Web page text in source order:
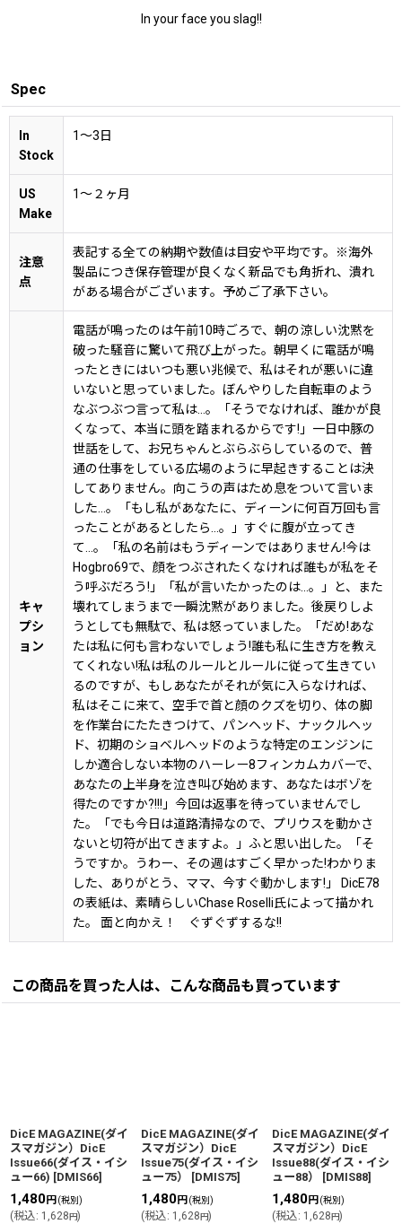
In your face you slag!!
Spec
In
Stock
1〜3日
US
Make
1〜２ヶ月
注意
点
表記する全ての納期や数値は目安や平均です。※海外
製品につき保存管理が良くなく新品でも角折れ、潰れ
がある場合がございます。予めご了承下さい。
キャ
プシ
ョン
電話が鳴ったのは午前10時ごろで、朝の涼しい沈黙を
破った騒音に驚いて飛び上がった。朝早くに電話が鳴
ったときにはいつも悪い兆候で、私はそれが悪いに違
いないと思っていました。ぼんやりした自転車のよう
なぶつぶつ言って私は...。「そうでなければ、誰かが良
くなって、本当に頭を踏まれるからです!」一日中豚の
世話をして、お兄ちゃんとぶらぶらしているので、普
通の仕事をしている広場のように早起きすることは決
してありません。向こうの声はため息をついて言いま
した...。「もし私があなたに、ディーンに何百万回も言
ったことがあるとしたら...。」すぐに腹が立ってき
て...。「私の名前はもうディーンではありません!今は
Hogbro69で、顔をつぶされたくなければ誰もが私をそ
う呼ぶだろう!」「私が言いたかったのは...。」と、また
壊れてしまうまで一瞬沈黙がありました。後戻りしよ
うとしても無駄で、私は怒っていました。「だめ!あな
たは私に何も言わないでしょう!誰も私に生き方を教え
てくれない!私は私のルールとルールに従って生きてい
るのですが、もしあなたがそれが気に入らなければ、
私はそこに来て、空手で首と顔のクズを切り、体の脚
を作業台にたたきつけて、パンヘッド、ナックルヘッ
ド、初期のショベルヘッドのような特定のエンジンに
しか適合しない本物のハーレー8フィンカムカバーで、
あなたの上半身を泣き叫び始めます、あなたはボゾを
得たのですか?!!!」今回は返事を待っていませんでし
た。「でも今日は道路清掃なので、プリウスを動かさ
ないと切符が出てきますよ。」ふと思い出した。「そ
うですか。うわー、その週はすごく早かった!わかりま
した、ありがとう、ママ、今すぐ動かします!」 DicE78
の表紙は、素晴らしいChase Roselli氏によって描かれ
た。 面と向かえ！ ぐずぐずするな!!
この商品を買った人は、こんな商品も買っています
DicE MAGAZINE(ダイ
スマガジン）DicE
Issue66(ダイス・イシ
ュー66) [DMIS66]
1,480円 (税別)
(税込: 1,628円)
DicE MAGAZINE(ダイ
スマガジン）DicE
Issue75(ダイス・イシ
ュー75）
[DMIS75]
1,480円 (税別)
(税込: 1,628円)
DicE MAGAZINE(ダイ
スマガジン）DicE
Issue88(ダイス・イシ
ュー88）
[DMIS88]
1,480円 (税別)
(税込: 1,628円)